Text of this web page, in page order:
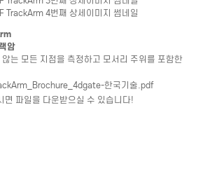
암
는 모든 지점을 측정하고 모서리 주위를 포함한
한국기술.pdf
면 파일을 다운받으실 수 있습니다!